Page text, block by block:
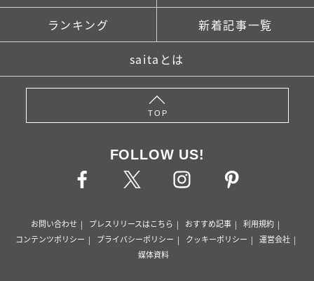
ランキング 新着記事一覧
saitaとは
TOP
FOLLOW US!
お問い合わせ プレスリリースはこちら おすすめ記事
利用規約
コンテンツポリシー
プライバシーポリシー クッキーポリシー
運営会社
媒体資料